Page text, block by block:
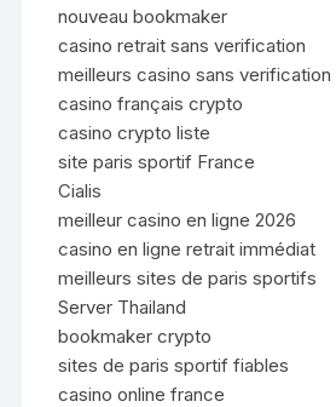
nouveau bookmaker
casino retrait sans verification
meilleurs casino sans verification
casino français crypto
casino crypto liste
site paris sportif France
Cialis
meilleur casino en ligne 2026
casino en ligne retrait immédiat
meilleurs sites de paris sportifs
Server Thailand
bookmaker crypto
sites de paris sportif fiables
casino online france